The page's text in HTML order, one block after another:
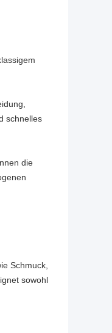
schnelles
die
Schmuck,
sowohl